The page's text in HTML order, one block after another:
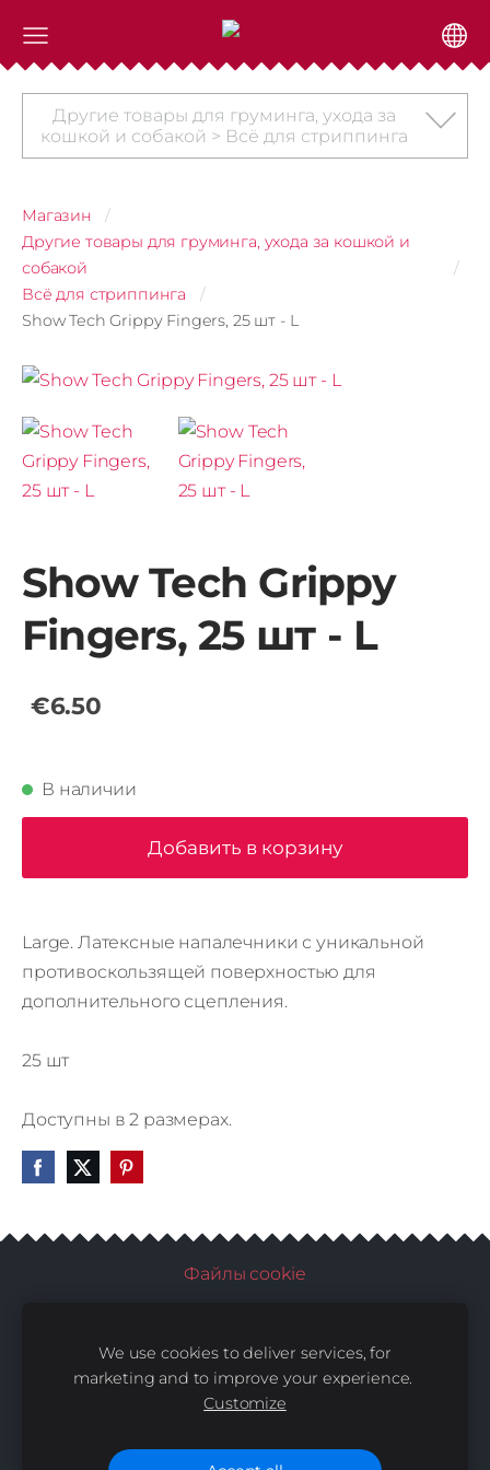
Другие товары для груминга, ухода за
кошкой и собакой > Всё для стриппинга
Магазин
Другие товары для груминга, ухода за кошкой и
собакой
Всё для стриппинга
Show Tech Grippy Fingers, 25 шт - L
Show Tech Grippy
Fingers, 25 шт - L
€6.50
В наличии
Добавить в корзину
Large. Латексные напалечники с уникальной
противоскользящей поверхностью для
дополнительного сцепления.
25 шт
Доступны в 2 размерах.
Файлы cookie
2026 | All Rights Reserved
Доставка |Контакты
We use cookies to deliver services, for
marketing and to improve your experience.
Customize